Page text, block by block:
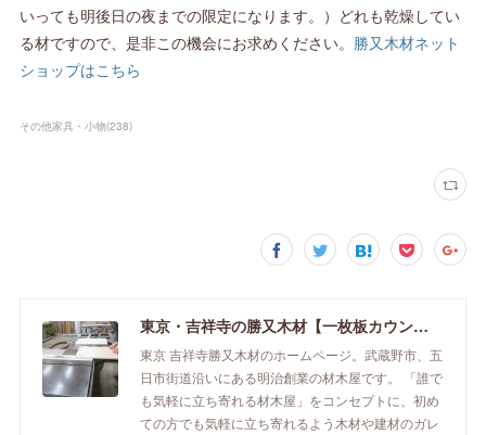
いっても明後日の夜までの限定になります。）どれも乾燥してい
る材ですので、是非この機会にお求めください。 勝又木材ネット
ショップはこちら
その他家具・小物(238)
東京・吉祥寺の勝又木材【一枚板カウンター】
東京 吉祥寺勝又木材のホームページ。武蔵野市、五
日市街道沿いにある明治創業の材木屋です。 「誰で
も気軽に立ち寄れる材木屋」をコンセプトに、初め
ての方でも気軽に立ち寄れるよう木材や建材のガレ